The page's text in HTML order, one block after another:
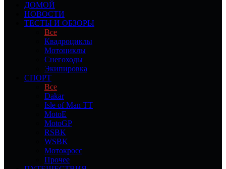
ДОМОЙ
НОВОСТИ
ТЕСТЫ И ОБЗОРЫ
Все
Квадроциклы
Мотоциклы
Снегоходы
Экипировка
СПОРТ
Все
Dakar
Isle of Man TT
MotoE
MotoGP
RSBK
WSBK
Мотокросс
Прочее